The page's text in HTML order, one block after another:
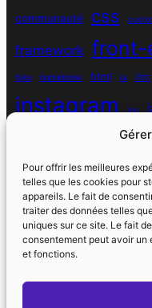
Pour offrir les meilleures
telles que les cookies pour
appareils. Le fait de
traiter des données telles
uniques sur ce site. Le fait
consentement peut avoir
et fonctions.
communauté css
framework front-
hike homebrew html ia ifttt
instagram ios
masonry
personnel
programmation objet python
réseaux sociaux
sport spotify spécificité